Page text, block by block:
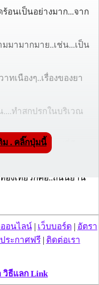
อนเป็นอย่างมาก...จาก
มามากมาย..เช่น...เป็น
ทเนืองๆ..เรื่องของยา
....ทำสกปรกในบริเวณ
งเมืองเชียงใหม่ที่ดีงาม
องเที่ยวก็คือ..ถนนย่าน
องคำ..ถ.ช้างม่อย..ใน
ม . คลิ๊กปุ่มนี้
อนไลน์| เว็บบอร์ด
อัตรา
ระกาศฟรี| ติดต่อเรา
วิธีแลก Link